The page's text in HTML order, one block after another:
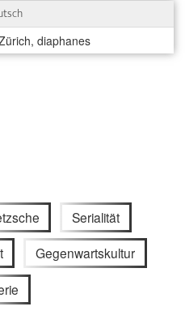
diaphanes
Serialität
Gegenwartskultur